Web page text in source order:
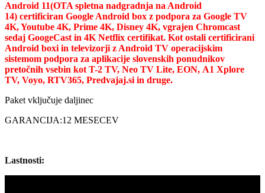
Android 11(OTA spletna nadgradnja na Android
14) certificiran Google Android box z podpora za Google TV
4K, Youtube 4K, Prime 4K, Disney 4K, vgrajen Chromcast
sedaj GoogeCast in 4K Netflix certifikat. Kot ostali certificirani
Android boxi in televizorji z Android TV operacijskim
sistemom podpora za aplikacije slovenskih ponudnikov
pretočnih vsebin kot T-2 TV, Neo TV Lite, EON, A1 Xplore
TV, Voyo, RTV365, Predvajaj.si in druge.
Paket vključuje daljinec
GARANCIJA:12 MESECEV
Lastnosti: